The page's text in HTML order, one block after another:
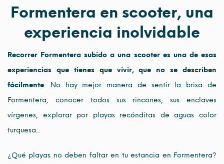
Formentera en scooter, una
experiencia inolvidable
Recorrer Formentera subido a una scooter es una de esas
experiencias que tienes que vivir, que no se describen
fácilmente. No hay mejor manera de sentir la brisa de
Formentera, conocer todos sus rincones, sus enclaves
vírgenes, explorar por playas recónditas de aguas color
turquesa...
¿Qué playas no deben faltar en tu estancia en Formentera?